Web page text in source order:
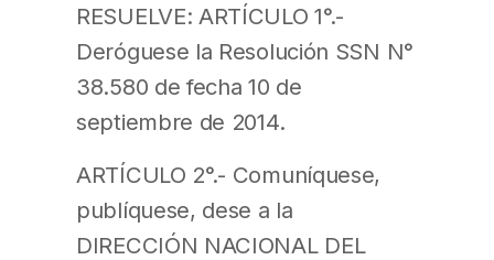
RESUELVE: ARTÍCULO 1°.-
Deróguese la Resolución SSN N°
38.580 de fecha 10 de
septiembre de 2014.
ARTÍCULO 2°.- Comuníquese,
publíquese, dese a la
DIRECCIÓN NACIONAL DEL